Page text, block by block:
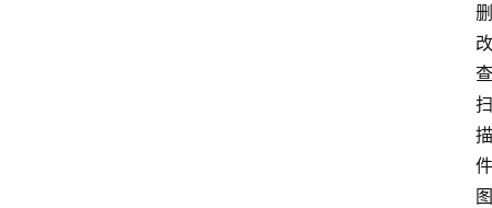
删
改
查
扫
描
件
图